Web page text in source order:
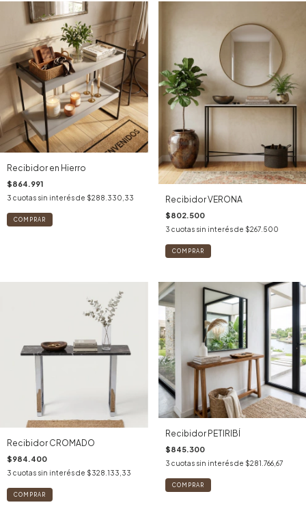
Recibidor en Hierro
$864.991
3 cuotas sin interés de $288.330,33 Recibidor VERONA
$802.500
3 cuotas sin interés de $267.500
COMPRAR
Recibidor CROMADO
$984.400
3 cuotas sin interés de $328.133,33
Recibidor PETIRIBÍ
$845.300
3 cuotas sin interés de $281.766,67